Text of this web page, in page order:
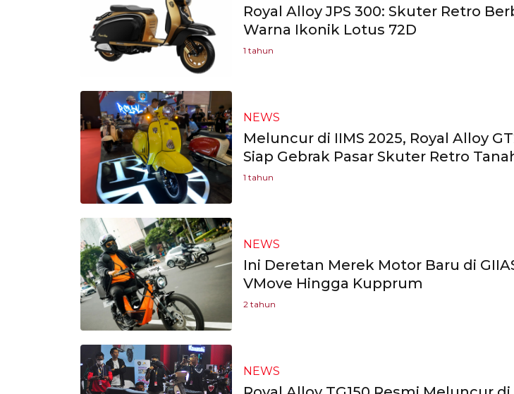
Royal Alloy JPS 300: Skuter Retro
Warna Ikonik Lotus 72D
1 tahun
NEWS
Meluncur di IIMS 2025, Royal Alloy
Siap Gebrak Pasar Skuter Retro
1 tahun
NEWS
Ini Deretan Merek Motor Baru di
VMove Hingga Kupprum
2 tahun
NEWS